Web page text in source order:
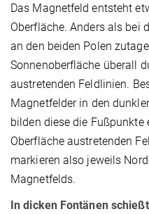
Das Magnetfeld entsteht
Oberfläche. Anders als bei
an den beiden Polen
Sonnenoberfläche überall
austretenden Feldlinien.
Magnetfelder in den
bilden diese die
Oberfläche austretenden
markieren also jeweils
Magnetfelds.
In dicken Fontänen